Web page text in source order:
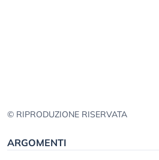
© RIPRODUZIONE RISERVATA
ARGOMENTI